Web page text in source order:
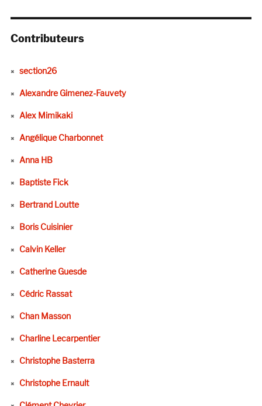
Contributeurs
section26
Alexandre Gimenez-Fauvety
Alex Mimikaki
Angélique Charbonnet
Anna HB
Baptiste Fick
Bertrand Loutte
Boris Cuisinier
Calvin Keller
Catherine Guesde
Cédric Rassat
Chan Masson
Charline Lecarpentier
Christophe Basterra
Christophe Ernault